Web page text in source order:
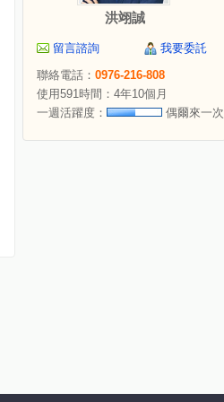
洪翊誠
留言諮詢
我要委託
聯絡電話： 0976-216-808
使用591時間：4年10個月
一週活躍度：
偶爾來一次